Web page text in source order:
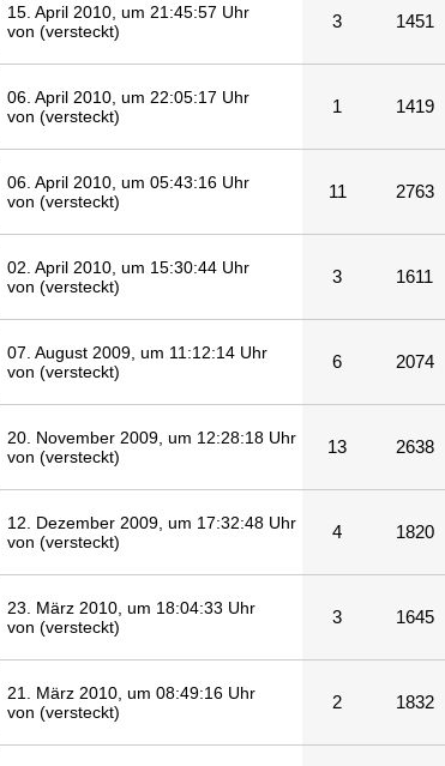
15. April 2010, um 21:45:57 Uhr
von (versteckt)
3 1451
06. April 2010, um 22:05:17 Uhr
von (versteckt)
1 1419
06. April 2010, um 05:43:16 Uhr
von (versteckt)
11 2763
02. April 2010, um 15:30:44 Uhr
von (versteckt)
3 1611
07. August 2009, um 11:12:14 Uhr
von (versteckt)
6 2074
20. November 2009, um 12:28:18 Uhr
von (versteckt)
13 2638
12. Dezember 2009, um 17:32:48 Uhr
von (versteckt)
4 1820
23. März 2010, um 18:04:33 Uhr
von (versteckt)
3 1645
21. März 2010, um 08:49:16 Uhr
von (versteckt)
2 1832